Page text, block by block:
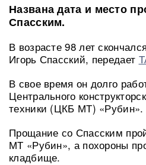
Названа дата и место
Спасским.
В возрасте 98 лет
Игорь Спасский, передает
В свое время он долго
Центрального
техники (ЦКБ МТ) «Рубин».
Прощание со Спасским
МТ «Рубин», а похороны
кладбище.